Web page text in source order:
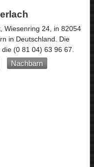
Wiesenring 24, in 82054
in Deutschland. Die
die (0 81 04) 63 96 67.
Nachbarn